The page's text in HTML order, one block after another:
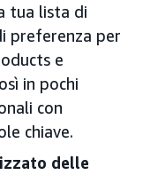
tua lista di
preferenza per
e
in pochi
con
chiave.
delle